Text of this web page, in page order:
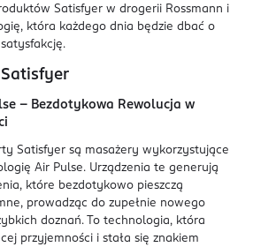
Satisfyer w drogerii Rossmann i
która każdego dnia będzie dbać o
– Bezdotykowa Rewolucja w
Satisfyer są masażery wykorzystujące
Air Pulse. Urządzenia te generują
które bezdotykowo pieszczą
prowadząc do zupełnie nowego
doznań. To technologia, która
przyjemności i stała się znakiem